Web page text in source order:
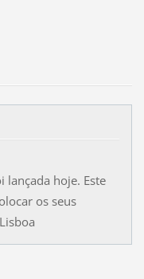
lançada hoje. Este
os seus